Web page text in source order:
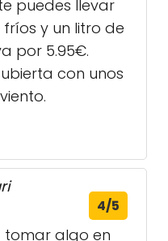
puedes llevar
y un litro de
por 5.95€.
con unos
4/5
tomar algo en